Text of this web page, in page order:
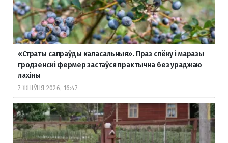
«Страты сапраўды каласальныя». Праз спёку і маразы
гродзенскі фермер застаўся практычна без ураджаю
лахіны
7 ЖНІЎНЯ 2026, 16:47